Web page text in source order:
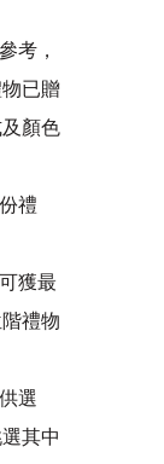
考，
已贈
顏色
禮
獲最
禮物
選
其中